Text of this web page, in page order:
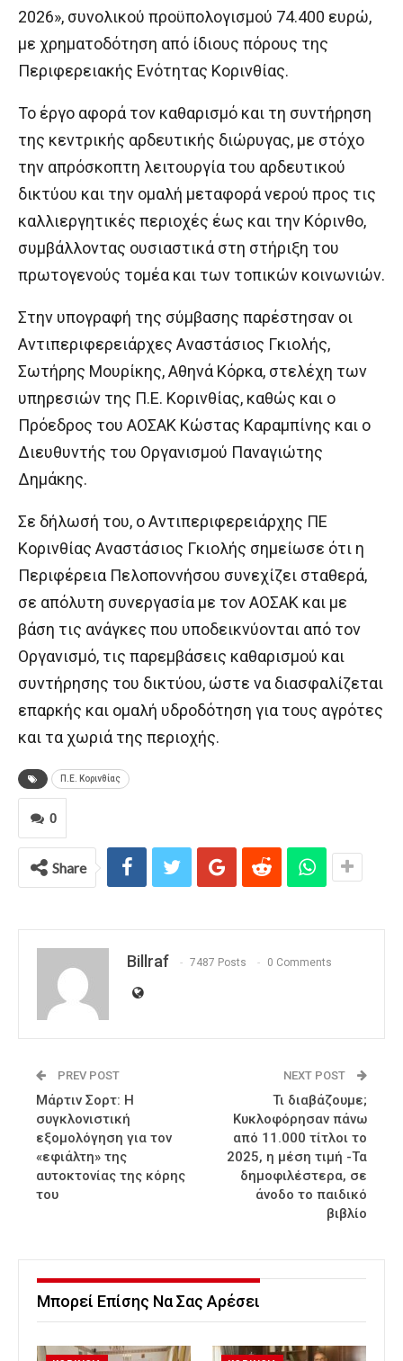
2026», συνολικού προϋπολογισμού 74.400 ευρώ,
με χρηματοδότηση από ίδιους πόρους της
Περιφερειακής Ενότητας Κορινθίας.
Το έργο αφορά τον καθαρισμό και τη συντήρηση
της κεντρικής αρδευτικής διώρυγας, με στόχο
την απρόσκοπτη λειτουργία του αρδευτικού
δικτύου και την ομαλή μεταφορά νερού προς τις
καλλιεργητικές περιοχές έως και την Κόρινθο,
συμβάλλοντας ουσιαστικά στη στήριξη του
πρωτογενούς τομέα και των τοπικών κοινωνιών.
Στην υπογραφή της σύμβασης παρέστησαν οι
Αντιπεριφερειάρχες Αναστάσιος Γκιολής,
Σωτήρης Μουρίκης, Αθηνά Κόρκα, στελέχη των
υπηρεσιών της Π.Ε. Κορινθίας, καθώς και ο
Πρόεδρος του ΑΟΣΑΚ Κώστας Καραμπίνης και ο
Διευθυντής του Οργανισμού Παναγιώτης
Δημάκης.
Σε δήλωσή του, ο Αντιπεριφερειάρχης ΠΕ
Κορινθίας Αναστάσιος Γκιολής σημείωσε ότι η
Περιφέρεια Πελοποννήσου συνεχίζει σταθερά,
σε απόλυτη συνεργασία με τον ΑΟΣΑΚ και με
βάση τις ανάγκες που υποδεικνύονται από τον
Οργανισμό, τις παρεμβάσεις καθαρισμού και
συντήρησης του δικτύου, ώστε να διασφαλίζεται
επαρκής και ομαλή υδροδότηση για τους αγρότες
και τα χωριά της περιοχής.
Π.Ε. Κορινθίας
0
Share
Billraf 7487 Posts 0 Comments
PREV POST
Μάρτιν Σορτ: Η
συγκλονιστική
εξομολόγηση για τον
«εφιάλτη» της
αυτοκτονίας της κόρης
του
NEXT POST
Τι διαβάζουμε;
Κυκλοφόρησαν πάνω
από 11.000 τίτλοι το
2025, η μέση τιμή -Τα
δημοφιλέστερα, σε
άνοδο το παιδικό
βιβλίο
Μπορεί Επίσης Να Σας Αρέσει